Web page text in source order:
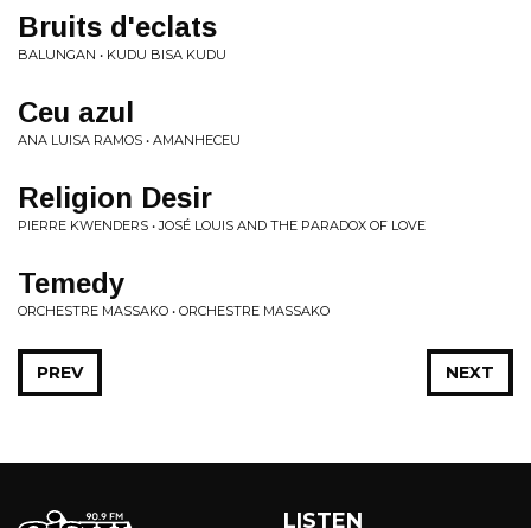
Bruits d'eclats
BALUNGAN • KUDU BISA KUDU
Ceu azul
ANA LUISA RAMOS • AMANHECEU
Religion Desir
PIERRE KWENDERS • JOSÉ LOUIS AND THE PARADOX OF LOVE
Temedy
ORCHESTRE MASSAKO • ORCHESTRE MASSAKO
NEXT
PREV
LISTEN